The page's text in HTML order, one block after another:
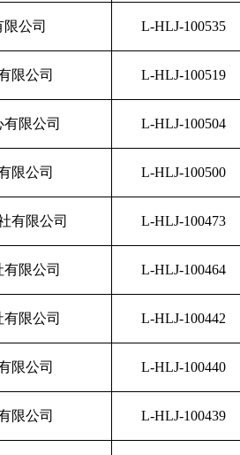
公司 L-HLJ-100535
限公司 L-HLJ-100519
限公司 L-HLJ-100504
限公司 L-HLJ-100500
有限公司 L-HLJ-100473
限公司 L-HLJ-100464
限公司 L-HLJ-100442
限公司 L-HLJ-100440
限公司 L-HLJ-100439